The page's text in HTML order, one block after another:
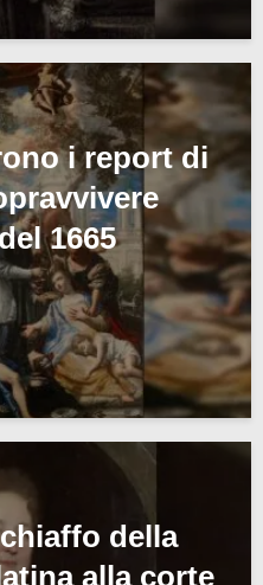
i report di
1665
della
alla corte